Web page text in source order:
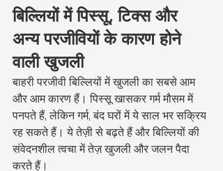
बिल्लियों में पिस्सू, टिक्स और
अन्य परजीवियों के कारण होने
वाली खुजली
बाहरी परजीवी बिल्लियों में खुजली का सबसे आम
और आम कारण हैं। पिस्सू खासकर गर्म मौसम में
पनपते हैं, लेकिन गर्म, बंद घरों में ये साल भर सक्रिय
रह सकते हैं। ये तेज़ी से बढ़ते हैं और बिल्लियों की
संवेदनशील त्वचा में तेज़ खुजली और जलन पैदा
करते हैं।